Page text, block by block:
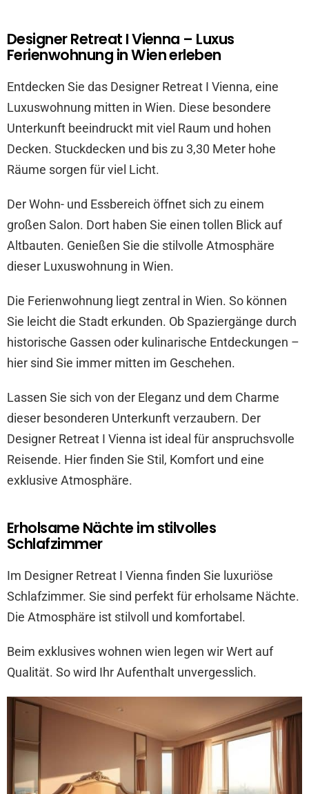
Designer Retreat I Vienna – Luxus
Ferienwohnung in Wien erleben
Entdecken Sie das Designer Retreat I Vienna, eine
Luxuswohnung mitten in Wien. Diese besondere
Unterkunft beeindruckt mit viel Raum und hohen
Decken. Stuckdecken und bis zu 3,30 Meter hohe
Räume sorgen für viel Licht.
Der Wohn- und Essbereich öffnet sich zu einem
großen Salon. Dort haben Sie einen tollen Blick auf
Altbauten. Genießen Sie die stilvolle Atmosphäre
dieser Luxuswohnung in Wien.
Die Ferienwohnung liegt zentral in Wien. So können
Sie leicht die Stadt erkunden. Ob Spaziergänge durch
historische Gassen oder kulinarische Entdeckungen –
hier sind Sie immer mitten im Geschehen.
Lassen Sie sich von der Eleganz und dem Charme
dieser besonderen Unterkunft verzaubern. Der
Designer Retreat I Vienna ist ideal für anspruchsvolle
Reisende. Hier finden Sie Stil, Komfort und eine
exklusive Atmosphäre.
Erholsame Nächte im stilvolles
Schlafzimmer
Im Designer Retreat I Vienna finden Sie luxuriöse
Schlafzimmer. Sie sind perfekt für erholsame Nächte.
Die Atmosphäre ist stilvoll und komfortabel.
Beim exklusives wohnen wien legen wir Wert auf
Qualität. So wird Ihr Aufenthalt unvergesslich.